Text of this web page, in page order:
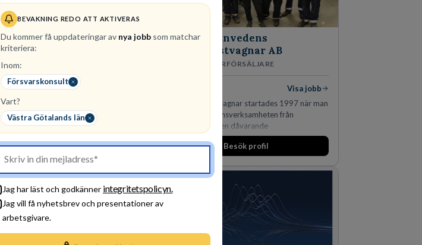
BEVAKNING REDO ATT AKTIVERAS
Du kommer få uppdateringar av nya jobb som matchar
kriteriera:
Inom:
Försvarskonsult
Vart?
Västra Götalands län
Jag har läst och godkänner integritetspolicyn.
Jag vill få nyhetsbrev och presentationer av
arbetsgivare.
Finnvedens
Lastvagnar AB
ÅTERFÖRSÄLJARE
Visa jobb
Finnvedens Lastvagnar startades 1997 när man
särskilde lastvagnsverksamheten från
personbilar på den dåvarande
huvudanläggningen i Värnamo. Sedan dess har
man expanderat kraftigt genom ett antal
den största privata återförsäljaren av Volvo
Lastvagnar och finns representerade på 20
orter i södra Sverige.
Besök profil